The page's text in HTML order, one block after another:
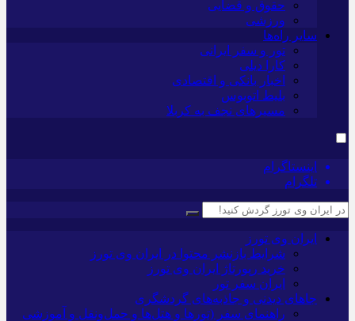
حقوق و قضایی
ورزشی
سایر راه‌ها
تور و سفر ایرانی
کارا دیلی
اخبار بانکی و اقتصادی
بلیط اتوبوس
مسیرهای نجف به کربلا
اینستاگرام
تلگرام
ایران وی تورز
شرایط بازنشر محتوا در ایران وی تورز
خرید رپورتاژ ایران وی تورز
ایران سفر تور
جاهای دیدنی و جاذبه‌های گردشگری
راهنمای سفر (تورها و هتل‌ها و حمل‌و‌نقل و آموزشی